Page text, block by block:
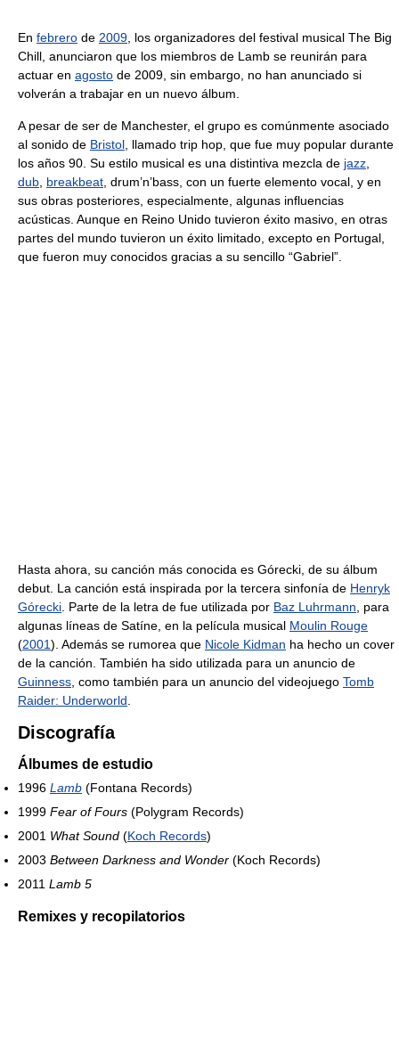
En febrero de 2009 , los organizadores del festival musical The Big
Chill, anunciaron que los miembros de Lamb se reunirán para
actuar en agosto de 2009, sin embargo, no han anunciado si
volverán a trabajar en un nuevo álbum.
A pesar de ser de Manchester, el grupo es comúnmente asociado
al sonido de Bristol , llamado trip hop, que fue muy popular durante
los años 90. Su estilo musical es una distintiva mezcla de jazz
dub breakbeat , drum’n’bass, con un fuerte elemento vocal, y en
sus obras posteriores, especialmente, algunas influencias
acústicas. Aunque en Reino Unido tuvieron éxito masivo, en otras
partes del mundo tuvieron un éxito limitado, excepto en Portugal,
que fueron muy conocidos gracias a su sencillo “Gabriel”.
Hasta ahora, su canción más conocida es Górecki, de su álbum
debut. La canción está inspirada por la tercera sinfonía de Henryk
Górecki . Parte de la letra de fue utilizada por Baz Luhrmann , para
algunas líneas de Satíne, en la película musical Moulin Rouge
(2001). Además se rumorea que Nicole Kidman ha hecho un cover
de la canción. También ha sido utilizada para un anuncio de
Guinness , como también para un anuncio del videojuego Tomb
Raider: Underworld
Discografía
Álbumes de estudio
1996 Lamb (Fontana Records)
1999 Fear of Fours (Polygram Records)
2001 What Sound (Koch Records)
2003 Between Darkness and Wonder (Koch Records)
2011 Lamb 5
Remixes y recopilatorios